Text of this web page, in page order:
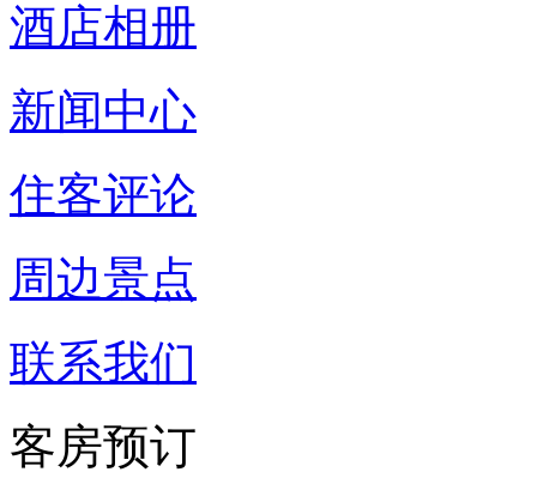
酒店相册
新闻中心
住客评论
周边景点
联系我们
客房预订